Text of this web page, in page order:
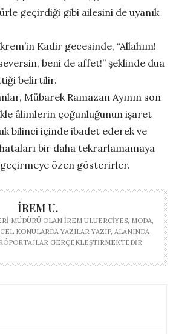
geçirdiği gibi ailesini de uyanık
Kadir gecesinde, “Allahım!
beni de affet!” şeklinde dua
belirtilir.
Mübarek Ramazan Ayının son
âlimlerin çoğunluğunun işaret
bilinci içinde ibadet ederek ve
bir daha tekrarlamamaya
özen gösterirler.
İREM U.
MÜDÜRÜ OLAN İREM ULUERCIYES, MODA,
KONULARDA YAZILAR YAZIP, ALANINDA
GERÇEKLEŞTIRMEKTEDIR.